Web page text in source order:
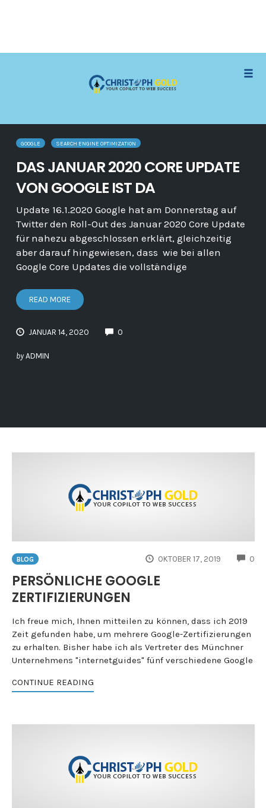
GOOGLE SEARCH ENGINE OPTIMIZATION
DAS JANUAR 2020 CORE UPDATE
VON GOOGLE IST DA
Update 16.1.2020 Google hat am Donnerstag auf
Twitter den Roll-Out des Januar 2020 Core Update
für nahezu abgeschlossen erklärt, gleichzeitig
aber darauf hingewiesen, dass wie bei allen
Google Core Updates die vollständige
READ MORE
JANUAR 14, 2020 0
by ADMIN
BLOG OKTOBER 17, 2019 0
PERSÖNLICHE GOOGLE
ZERTIFIZIERUNGEN
Ich freue mich, Ihnen mitteilen zu können, dass ich 2019
Zeit gefunden habe, um mehrere Google-Zertifizierungen
zu erhalten. Bisher habe ich als Vertreter des Münchner
Unternehmens "internetguides" fünf verschiedene Google
CONTINUE READING